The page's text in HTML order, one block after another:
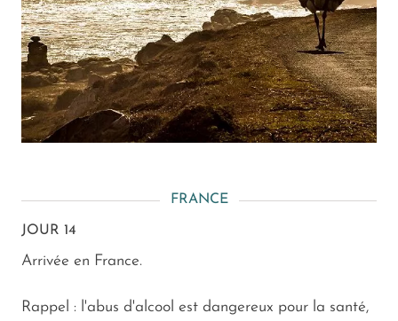
FRANCE
JOUR 14
Arrivée en France.
Rappel : l'abus d'alcool est dangereux pour la santé,